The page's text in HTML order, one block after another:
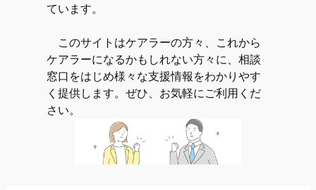
ています。
このサイトはケアラーの方々、これから
ケアラーになるかもしれない方々に、相談
窓口をはじめ様々な支援情報をわかりやす
く提供します。ぜひ、お気軽にご利用くだ
さい。